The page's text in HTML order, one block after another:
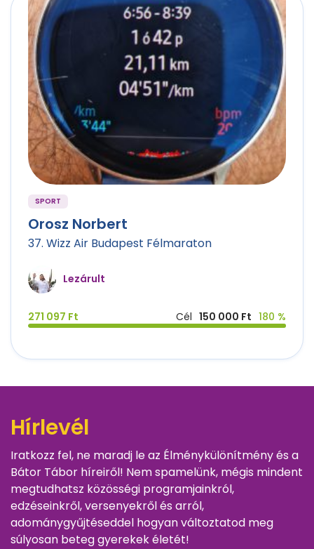
SPORT
Orosz Norbert
37. Wizz Air Budapest Félmaraton
Lezárult
271 097 Ft Cél 150 000 Ft 180 %
Hírlevél
Iratkozz fel, ne maradj le az Élménykülönítmény és a
Bátor Tábor híreiről! Nem spamelünk, mégis mindent
megtudhatsz közösségi programjainkról,
edzéseinkről, versenyekről és arról,
adománygyűjtéseddel hogyan változtatod meg
súlyosan beteg gyerekek életét!